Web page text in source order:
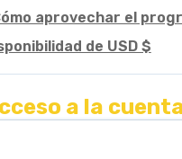
aprovechar el
de USD $
a la